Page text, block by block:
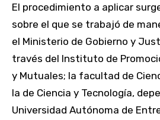
El procedimiento a aplicar
sobre el que se trabajó de
el Ministerio de Gobierno y
través del Instituto de
y Mutuales; la facultad de
la de Ciencia y Tecnología,
Universidad Autónoma de